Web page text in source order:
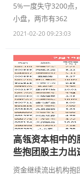
5%一度失守3200点
小盘，两市有362
2021-02-20 09:23:03
高瓴资本相中
些抱团股主力出
资金继续流出机构抱